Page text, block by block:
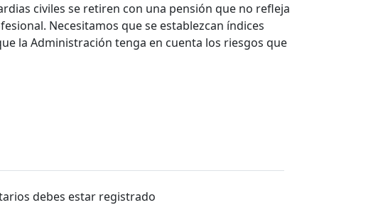
civiles se retiren con una pensión que no refleja
Necesitamos que se establezcan índices
la Administración tenga en cuenta los riesgos que
debes estar registrado